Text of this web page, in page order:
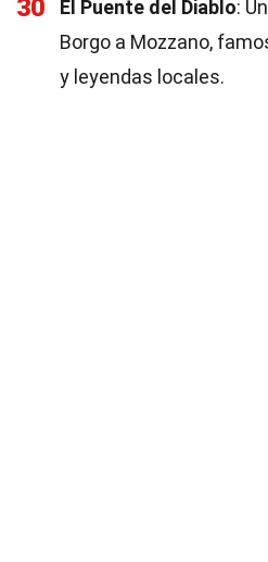
30 El Puente del Diablo:
Borgo a Mozzano,
y leyendas locales.